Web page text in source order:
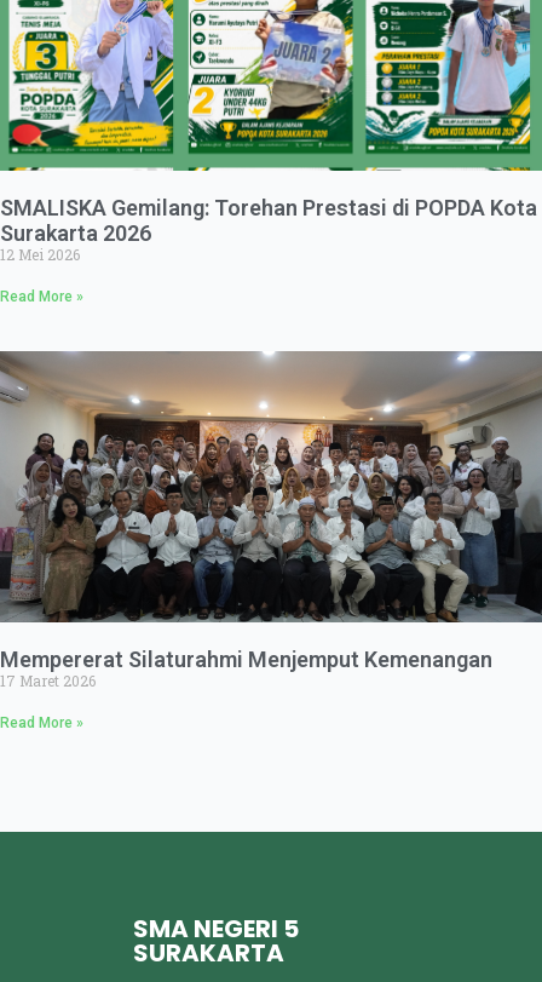
SMALISKA Gemilang: Torehan Prestasi di POPDA Kota
Surakarta 2026
12 Mei 2026
Read More »
Mempererat Silaturahmi Menjemput Kemenangan
17 Maret 2026
Read More »
SMA NEGERI 5
SURAKARTA